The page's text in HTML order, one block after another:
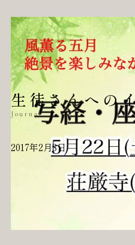
生徒さんへの
Journal
2017年2月8日